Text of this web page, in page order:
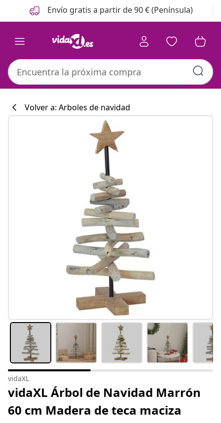
Anterior
Siguiente Envío gratis a partir de 90 € (Península)
#sharemevidaxl
Volver a: Arboles de navidad
vidaXL
vidaXL Árbol de Navidad Marrón
60 cm Madera de teca maciza